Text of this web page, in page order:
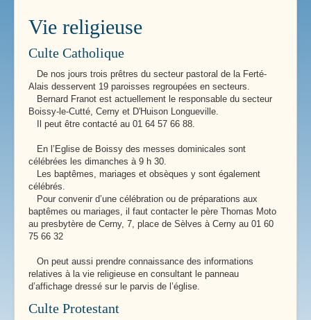
Vie religieuse
Culte Catholique
De nos jours trois prêtres du secteur pastoral de la Ferté-
Alais desservent 19 paroisses regroupées en secteurs.
Bernard Franot est actuellement le responsable du secteur
Boissy-le-Cutté, Cerny et D'Huison Longueville.
Il peut être contacté au 01 64 57 66 88.
En l’Eglise de Boissy des messes dominicales sont
célébrées les dimanches à 9 h 30.
Les baptêmes, mariages et obsèques y sont également
célébrés.
Pour convenir d’une célébration ou de préparations aux
baptêmes ou mariages, il faut contacter le père Thomas Moto
au presbytère de Cerny, 7, place de Sèlves à Cerny au 01 60
75 66 32
On peut aussi prendre connaissance des informations
relatives à la vie religieuse en consultant le panneau
d’affichage dressé sur le parvis de l’église.
Culte Protestant